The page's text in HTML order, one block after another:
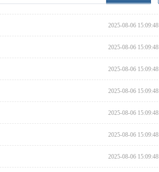
2025-08-06 15:09:48
2025-08-06 15:09:48
2025-08-06 15:09:48
2025-08-06 15:09:48
2025-08-06 15:09:48
2025-08-06 15:09:48
2025-08-06 15:09:48